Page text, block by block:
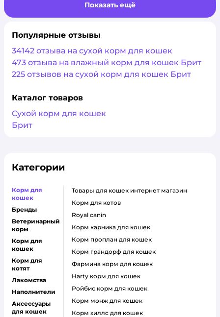
Показать ещё
Популярные отзывы
34142 отзыва на сухой корм для кошек
473 отзыва на влажный корм для кошек Брит
225 отзывов на сухой корм для кошек Брит
Каталог товаров
Сухой корм для кошек
Брит
Категории
Корм для
кошек
Бренды
Ветеринарный
корм
Корм для
кошек
Корм для
котят
Лакомства
Наполнители
Аксессуары
для кошек
товары для кошек интернет магазин
корм для котов
royal canin
корм карника для кошек
корм проплан для кошек
корм грандорф для кошек
фармина корм для кошек
harty корм для кошек
ройбис корм для кошек
корм монж для кошек
корм хиллс для кошек